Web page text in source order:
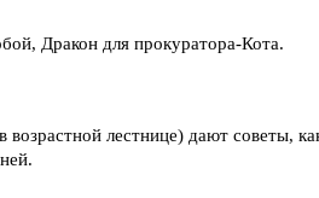
Дракон для прокуратора-Кота.
возрастной лестнице) дают советы,